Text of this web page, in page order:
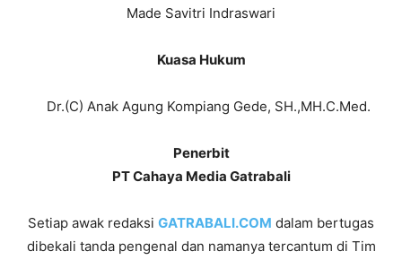
Made Savitri Indraswari
Kuasa Hukum
Dr.(C) Anak Agung Kompiang Gede, SH.,MH.C.Med.
Penerbit
PT Cahaya Media Gatrabali
Setiap awak redaksi GATRABALI.COM dalam bertugas
dibekali tanda pengenal dan namanya tercantum di Tim